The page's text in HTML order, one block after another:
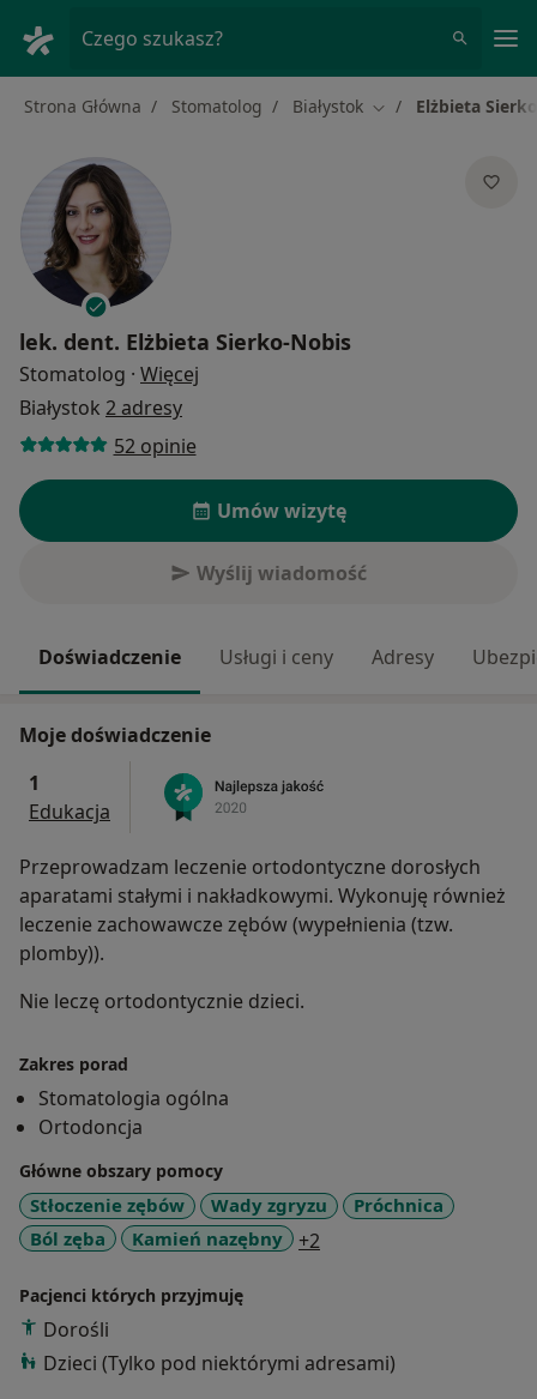
Czego szukasz?
Strona Główna Stomatolog Białystok Zmień miasto
Elżbieta
lek. dent. Elżbieta Sierko-Nobis
Stomatolog · Więcej
Białystok 2 adresy
52 opinie
Umów wizytę
Wyślij wiadomość
Doświadczenie Usługi i ceny Adresy
Moje doświadczenie
1
Edukacja
Przeprowadzam leczenie ortodontyczne dorosłych
aparatami stałymi i nakładkowymi. Wykonuję również
leczenie zachowawcze zębów (wypełnienia (tzw.
plomby)).
Nie leczę ortodontycznie dzieci.
Zakres porad
Stomatologia ogólna
Ortodoncja
Główne obszary pomocy
Stłoczenie zębów Wady zgryzu
Próchnica
Ból zęba
Kamień nazębny +2
Pacjenci których przyjmuję
Dorośli
Dzieci (Tylko pod niektórymi adresami)